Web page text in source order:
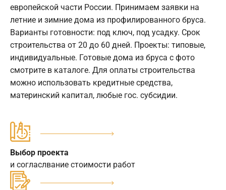
европейской части России. Принимаем заявки на
летние и зимние дома из профилированного бруса.
Варианты готовности: под ключ, под усадку. Срок
строительства от 20 до 60 дней. Проекты: типовые,
индивидуальные. Готовые дома из бруса с фото
смотрите в каталоге. Для оплаты строительства
можно использовать кредитные средства,
материнский капитал, любые гос. субсидии.
Выбор проекта
и согласлвание стоимости работ